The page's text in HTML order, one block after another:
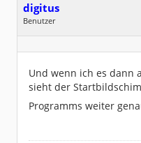
digitus
Benutzer
Geschlecht:
keine Angabe
Dabei seit:
01 / 2011
Und wenn ich es dann
sieht der
Programms weiter